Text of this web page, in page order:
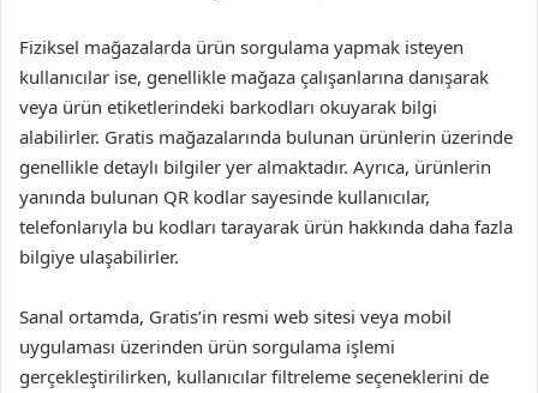
Fiziksel mağazalarda ürün sorgulama yapmak isteyen
kullanıcılar ise, genellikle mağaza çalışanlarına danışarak
veya ürün etiketlerindeki barkodları okuyarak bilgi
alabilirler. Gratis mağazalarında bulunan ürünlerin üzerinde
genellikle detaylı bilgiler yer almaktadır. Ayrıca, ürünlerin
yanında bulunan QR kodlar sayesinde kullanıcılar,
telefonlarıyla bu kodları tarayarak ürün hakkında daha fazla
bilgiye ulaşabilirler.
Sanal ortamda, Gratis’in resmi web sitesi veya mobil
uygulaması üzerinden ürün sorgulama işlemi
gerçekleştirilirken, kullanıcılar filtreleme seçeneklerini de